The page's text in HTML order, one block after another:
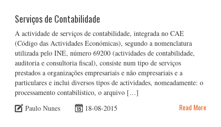
Serviços de Contabilidade
A actividade de serviços de contabilidade, integrada no CAE
(Código das Actividades Económicas), segundo a nomenclatura
utilizada pelo INE, número 69200 (actividades de contabilidade,
auditoria e consultoria fiscal), consiste num tipo de serviços
prestados a organizações empresariais e não empresariais e a
particulares e inclui diversos tipos de actividades, nomeadamente: o
processamento contabilístico, o arquivo […]
Paulo Nunes
18-08-2015 Read More